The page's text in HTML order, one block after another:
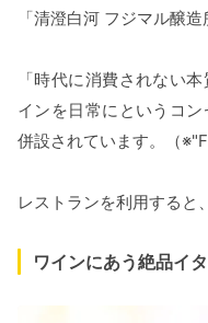
「清澄白河 フジマル醸造
「時代に消費されない
インを日常にというコ
併設されています。（
レストランを利用すると
ワインにあう絶品イ